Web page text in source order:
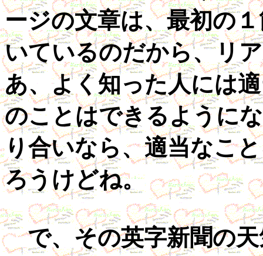
ージの文章は、最初の
いているのだから、リ
あ、よく知った人には
のことはできるように
り合いなら、適当なこ
ろうけどね。
で、その英字新聞の天